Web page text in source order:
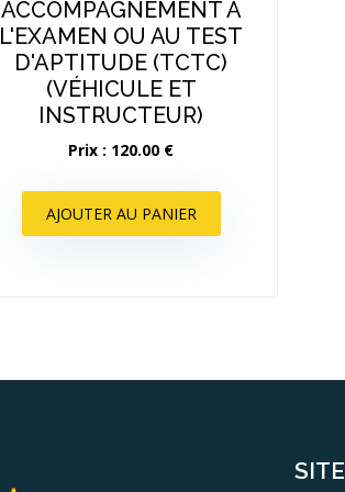
ACCOMPAGNEMENT À
L'EXAMEN OU AU TEST
D'APTITUDE (TCTC)
(VÉHICULE ET
INSTRUCTEUR)
Prix : 120.00 €
AJOUTER AU PANIER